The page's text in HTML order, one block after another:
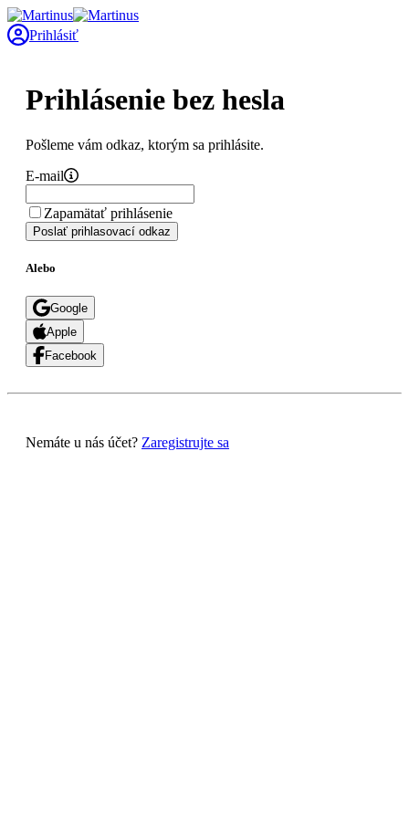
Prihlásiť
Prihlásenie bez hesla
Pošleme vám odkaz, ktorým sa prihlásite.
E-mail
Zapamätať prihlásenie
Poslať prihlasovací odkaz
Alebo
Google
Apple
Facebook
Nemáte u nás účet? Zaregistrujte sa